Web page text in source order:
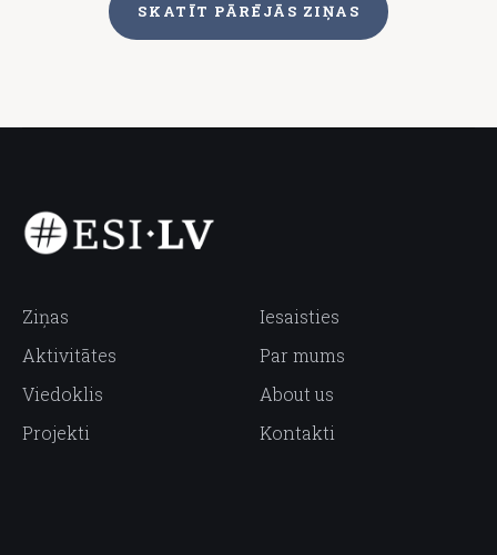
SKATĪT PĀRĒJĀS ZIŅAS
Ziņas
Aktivitātes
Viedoklis
Projekti
Iesaisties
Par mums
About us
Kontakti